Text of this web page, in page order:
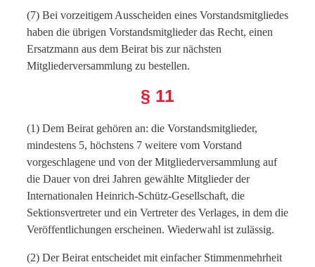
(7) Bei vorzeitigem Ausscheiden eines Vorstandsmitgliedes
haben die übrigen Vorstandsmitglieder das Recht, einen
Ersatzmann aus dem Beirat bis zur nächsten
Mitgliederversammlung zu bestellen.
§ 11
(1) Dem Beirat gehören an: die Vorstandsmitglieder,
mindestens 5, höchstens 7 weitere vom Vorstand
vorgeschlagene und von der Mitgliederversammlung auf
die Dauer von drei Jahren gewählte Mitglieder der
Internationalen Heinrich-Schütz-Gesellschaft, die
Sektionsvertreter und ein Vertreter des Verlages, in dem die
Veröffentlichungen erscheinen. Wiederwahl ist zulässig.
(2) Der Beirat entscheidet mit einfacher Stimmenmehrheit